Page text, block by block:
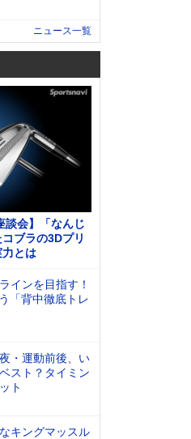
ニュース一覧
談会】「なんじ
ブラの3Dプリ
とは
インを目指す！
「背中徹底トレ
・運動前後、い
スト？タイミン
ト
キングマッスル